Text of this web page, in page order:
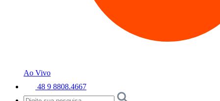
Ao Vivo
48 9 8808.4667